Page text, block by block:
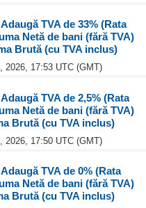
TVA de 33% (Rata
Netă de bani (fără TVA)
Brută (cu TVA inclus)
2026, 17:53 UTC (GMT)
TVA de 2,5% (Rata
Netă de bani (fără TVA)
Brută (cu TVA inclus)
2026, 17:50 UTC (GMT)
TVA de 0% (Rata
Netă de bani (fără TVA)
Brută (cu TVA inclus)